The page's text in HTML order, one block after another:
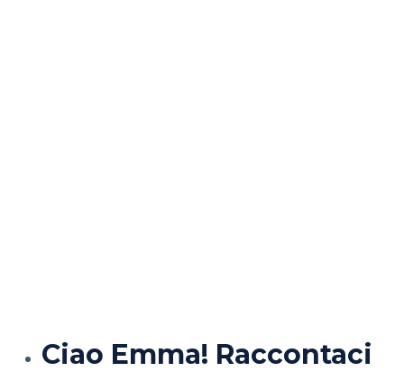
Ciao Emma! Raccontaci